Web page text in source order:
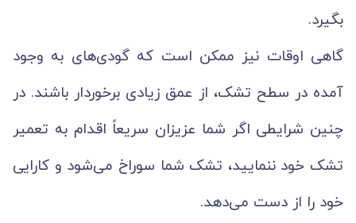
بگیرد.
گاهی اوقات نیز ممکن است که گودی‌های به وجود
آمده در سطح تشک، از عمق زیادی برخوردار باشند. در
چنین شرایطی اگر شما عزیزان سریعاً اقدام به تعمیر
تشک خود ننمایید، تشک شما سوراخ می‌شود و کارایی
خود را از دست می‌دهد.